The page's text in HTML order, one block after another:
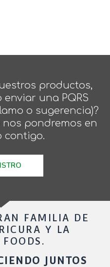
productos,
una PQRS
o sugerencia)?
pondremos en
contigo.
FAMILIA DE
Y LA
JUNTOS